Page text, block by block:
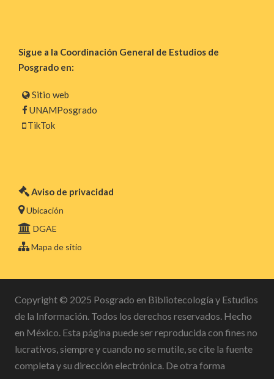
Sigue a la Coordinación General de Estudios de
Posgrado en:
Sitio web
UNAMPosgrado
TikTok
Aviso de privacidad
Ubicación
DGAE
Mapa de sitio
Copyright © 2025 Posgrado en Bibliotecología y Estudios
de la Información. Todos los derechos reservados. Hecho
en México. Esta página puede ser reproducida con fines no
lucrativos, siempre y cuando no se mutile, se cite la fuente
completa y su dirección electrónica. De otra forma